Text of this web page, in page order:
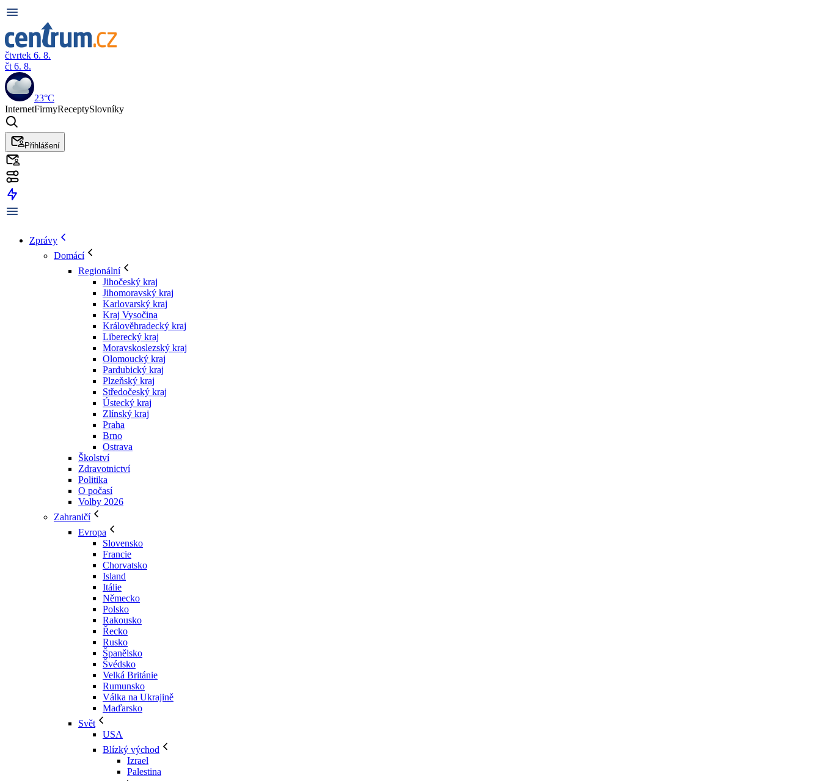
čtvrtek 6. 8.
čt 6. 8.
23°C
InternetFirmyReceptySlovníky
Přihlášení
Zprávy
Domácí
Regionální
Jihočeský kraj
Jihomoravský kraj
Karlovarský kraj
Kraj Vysočina
Králověhradecký kraj
Liberecký kraj
Moravskoslezský kraj
Olomoucký kraj
Pardubický kraj
Plzeňský kraj
Středočeský kraj
Ústecký kraj
Zlínský kraj
Praha
Brno
Ostrava
Školství
Zdravotnictví
Politika
O počasí
Volby 2026
Zahraničí
Evropa
Slovensko
Francie
Chorvatsko
Island
Itálie
Německo
Polsko
Rakousko
Řecko
Rusko
Španělsko
Švédsko
Velká Británie
Rumunsko
Válka na Ukrajině
Maďarsko
Svět
USA
Blízký východ
Izrael
Palestina